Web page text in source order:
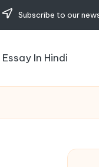
Subscribe to our
Essay In Hindi